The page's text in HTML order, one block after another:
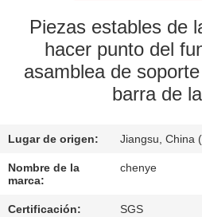
FÁBRICA
CONTROL
CALIDAD
CONTÁCTENOS
Piezas estables de
hacer punto del
asamblea de
barra de
Lugar de origen: Jiangsu, China
Nombre de la
marca:
chenye
Certificación: SGS